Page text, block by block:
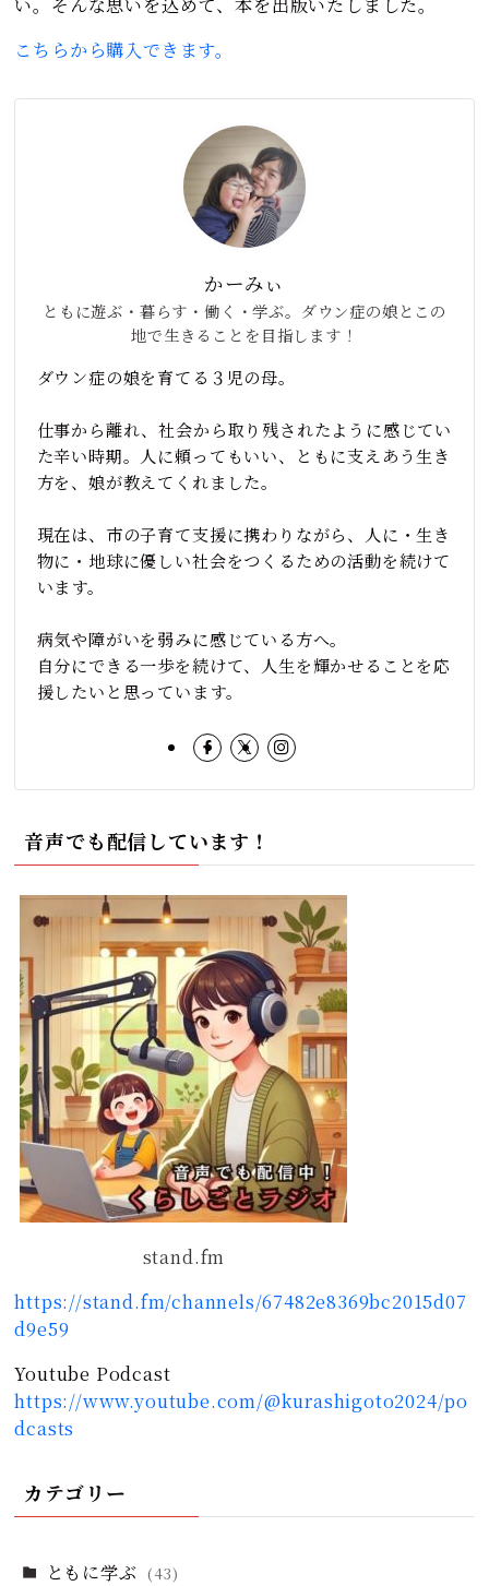
こちらから購入できます。
かーみぃ
ともに遊ぶ・暮らす・働く・学ぶ。ダウン症の娘とこの
地で生きることを目指します！
ダウン症の娘を育てる３児の母。
仕事から離れ、社会から取り残されたように感じてい
た辛い時期。人に頼ってもいい、ともに支えあう生き
方を、娘が教えてくれました。
現在は、市の子育て支援に携わりながら、人に・生き
物に・地球に優しい社会をつくるための活動を続けて
います。
病気や障がいを弱みに感じている方へ。
自分にできる一歩を続けて、人生を輝かせることを応
援したいと思っています。
音声でも配信しています！
stand.fm
https://stand.fm/channels/67482e8369bc2015d07
d9e59
Youtube Podcast
https://www.youtube.com/@kurashigoto2024/po
dcasts
カテゴリー
ともに学ぶ (43)